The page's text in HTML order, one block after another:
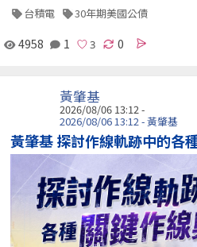
台積電 30年期美國公債
4958 1 0
黃肇基
2026/08/06 13:12 -
2026/08/06 13:12 - 黃肇基
黃肇基 探討作線軌跡中的各